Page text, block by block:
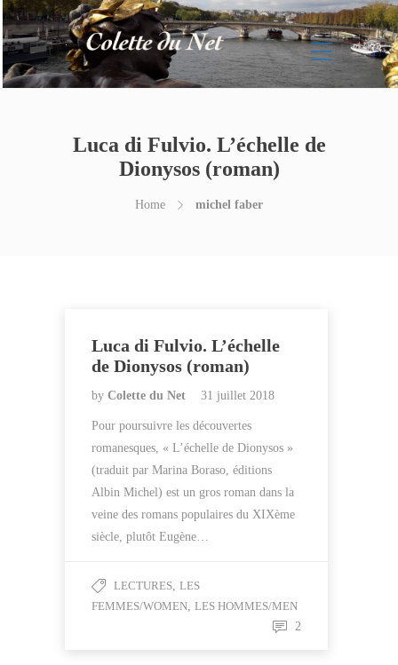
Luca di Fulvio. L’échelle de
Dionysos (roman)
Home michel faber
Luca di Fulvio. L’échelle
de Dionysos (roman)
by Colette du Net 31 juillet 2018
Pour poursuivre les découvertes
romanesques, « L’échelle de Dionysos »
(traduit par Marina Boraso, éditions
Albin Michel) est un gros roman dans la
veine des romans populaires du XIXème
siècle, plutôt Eugène…
LECTURES, LES
FEMMES/WOMEN, LES HOMMES/MEN
2